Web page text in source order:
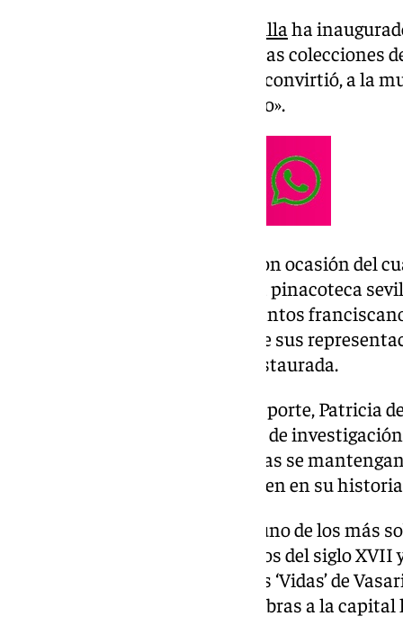
Museo de Bellas Artes de Sevillaha
las cinco obras procedentes de las
destacado de El Greco, quien se convirtió, a la
el pintor más afamado de Toledo».
Según ha informado la Junta, con ocasión del
fallecimiento de Luis Tristán, la pinacoteca
lienzos de forma circular con santos
Concepción, considerada una de sus
relevantes», que acaba de ser restaurada.
Así, la consejera de Cultura y Deporte, Patricia
muestra se enmarca en la labor de
«fundamental para que las piezas se
realicen estudios que profundicen en su
La exposición pone el foco en «uno de los más
la pintura toledana de comienzos del siglo
que realizó en su ejemplar de las ‘Vidas’ de
acaso facilitó la llegada de sus obras a la